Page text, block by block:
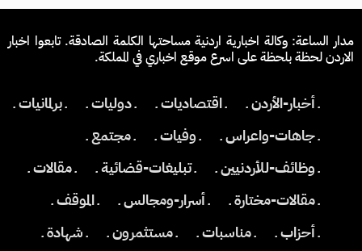
مدار الساعة: وكالة اخبارية اردنية مساحتها الكلمة الصادقة. تابعوا اخبار
الاردن لحظة بلحظة على اسرع موقع اخباري في المملكة.
ـ أخبار-الأردن ـ ـ اقتصاديات ـ ـ دوليات ـ
ـ برلمانيات ـ
ـ جاهات-واعراس ـ
ـ وفيات ـ
ـ مجتمع ـ
ـ وظائف-للأردنيين ـ
ـ تبليغات-قضائية ـ
ـ مقالات ـ
ـ مقالات-مختارة ـ
ـ أسرار-ومجالس ـ
ـ الموقف ـ
ـ أحزاب ـ
ـ مناسبات ـ ـ مستثمرون ـ ـ شهادة ـ